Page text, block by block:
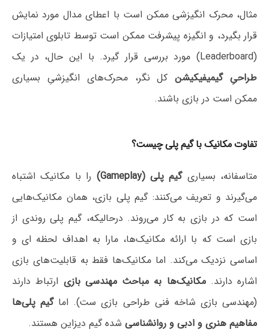
مثال، محرک انگیزشی ممکن است با اعطای مدال مورد نمایش
قرار بگیرد، و انگیزه پیشرفت ممکن است توسط تابلوی امتیازات
(Leaderboard) مورد بررسی قرار گیرد. با این حال، در یک
طراحیِ گیمیفیکیشنکل نگر، محرک‌های انگیزشیِ بسیاری
ممکن است در بازی باشند.
تفاوت مکانیک با گیم پلی چیست؟
متاسفانه، بسیاریگیم پلی (Gameplay)
را با مکانیک اشتباه
می‌گیرند و تعریف می‌کنند: گیم پلی بازی، همان مکانیک‌هایی
است که در بازی به کار می‌روند. درحالیکه، گیم پلی روندی از
بازی است که با ارائه مکانیک‌ها، مارا به اهداف لحظه ای و
اساسی نزدیک می‌کند. اما مکانیک‌ها فقط به قابلیت‌های بازی
اشاره دارند.مکانیک‌ها به مباحث مهندسی بازی ارتباط دارند
(مهندسی بازی شاخه فنی طراحی بازی ست). اماگیم پلی‌ها
مفاهیم هنری و ادبی و روانشناسی شده گیم دیزاین هستند.